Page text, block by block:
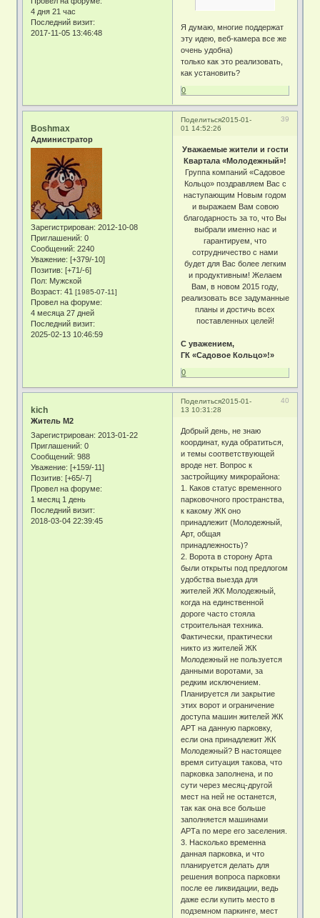
4 дня 21 час
Последний визит:
2017-11-05 13:46:48
Я думаю, многие поддержат
эту идею, веб-камера все же
очень удобна)
только как это реализовать,
как установить?
0
Поделиться 39
2015-01-
01 14:52:26
Boshmax
Администратор
Зарегистрирован: 2012-10-08
Приглашений: 0
Сообщений: 2240
Уважение: [+379/-10]
Позитив: [+71/-6]
Пол: Мужской
Возраст: 41[1985-07-11]
Провел на форуме:
4 месяца 27 дней
Последний визит:
2025-02-13 10:46:59
Уважаемые жители и гости
Квартала «Молодежный»!
Группа компаний «Садовое
Кольцо» поздравляем Вас с
наступающим Новым годом
и выражаем Вам совою
благодарность за то, что Вы
выбрали именно нас и
гарантируем, что
сотрудничество с нами
будет для Вас более легким
и продуктивным! Желаем
Вам, в новом 2015 году,
реализовать все задуманные
планы и достичь всех
поставленных целей!
С уважением,
ГК «Садовое Кольцо»!»
0
Поделиться 40
2015-01-
13 10:31:28
kich
Житель М2
Зарегистрирован: 2013-01-22
Приглашений: 0
Сообщений: 988
Уважение: [+159/-11]
Позитив: [+65/-7]
Провел на форуме:
1 месяц 1 день
Последний визит:
2018-03-04 22:39:45
Добрый день, не знаю
координат, куда обратиться,
и темы соответствующей
вроде нет. Вопрос к
застройщику микрорайона:
1. Каков статус временного
парковочного пространства,
к какому ЖК оно
принадлежит (Молодежный,
Арт, общая
принадлежность)?
2. Ворота в сторону Арта
были открыты под предлогом
удобства выезда для
жителей ЖК Молодежный,
когда на единственной
дороге часто стояла
строительная техника.
Фактически, практически
никто из жителей ЖК
Молодежный не пользуется
данными воротами, за
редким исключением.
Планируется ли закрытие
этих ворот и ограничение
доступа машин жителей ЖК
АРТ на данную парковку,
если она принадлежит ЖК
Молодежный? В настоящее
время ситуация такова, что
парковка заполнена, и по
сути через месяц-другой
мест на ней не останется,
так как она все больше
заполняется машинами
АРТа по мере его заселения.
3. Насколько временна
данная парковка, и что
планируется делать для
решения вопроса парковки
после ее ликвидации, ведь
даже если купить место в
подземном паркинге, мест